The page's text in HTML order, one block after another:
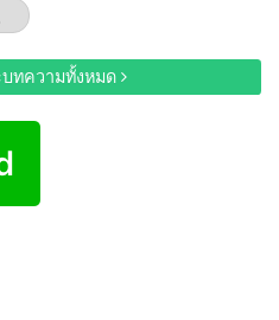
ทความทั้งหมด